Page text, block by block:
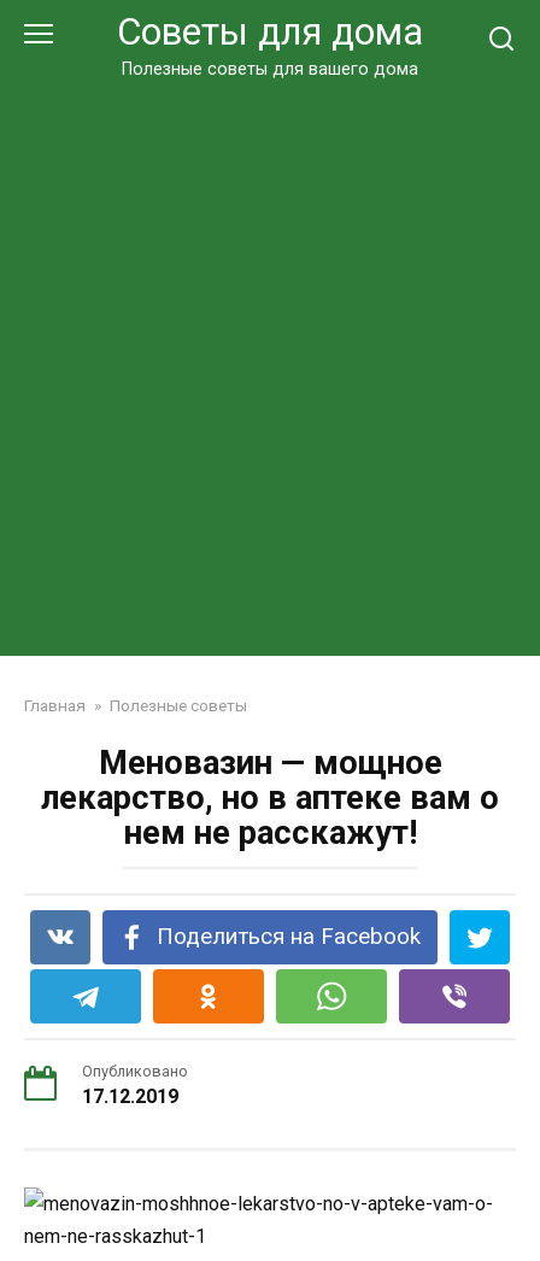
Советы для дома
Полезные советы для вашего дома
Главная » Полезные советы
Меновазин — мощное
лекарство, но в аптеке вам о
нем не расскажут!
Поделиться на Facebook
Опубликовано
17.12.2019